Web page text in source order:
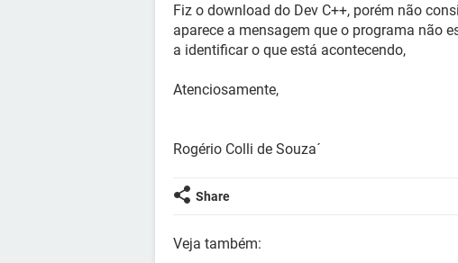
Fiz o download do Dev C++, porém não
aparece a mensagem que o programa não
a identificar o que está acontecendo,
Atenciosamente,
Rogério Colli de Souza´
Share
Veja também: